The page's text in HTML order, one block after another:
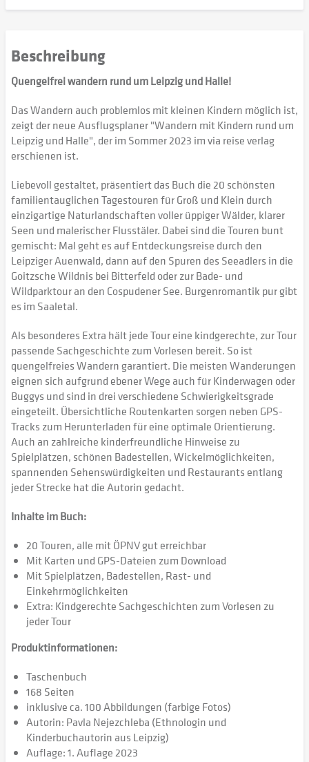
Beschreibung
Quengelfrei wandern rund um Leipzig und Halle!
Das Wandern auch problemlos mit kleinen Kindern möglich ist,
zeigt der neue Ausflugsplaner "Wandern mit Kindern rund um
Leipzig und Halle", der im Sommer 2023 im via reise verlag
erschienen ist.
Liebevoll gestaltet, präsentiert das Buch die 20 schönsten
familientauglichen Tagestouren für Groß und Klein durch
einzigartige Naturlandschaften voller üppiger Wälder, klarer
Seen und malerischer Flusstäler. Dabei sind die Touren bunt
gemischt: Mal geht es auf Entdeckungsreise durch den
Leipziger Auenwald, dann auf den Spuren des Seeadlers in die
Goitzsche Wildnis bei Bitterfeld oder zur Bade- und
Wildparktour an den Cospudener See. Burgenromantik pur gibt
es im Saaletal.
Als besonderes Extra hält jede Tour eine kindgerechte, zur Tour
passende Sachgeschichte zum Vorlesen bereit. So ist
quengelfreies Wandern garantiert. Die meisten Wanderungen
eignen sich aufgrund ebener Wege auch für Kinderwagen oder
Buggys und sind in drei verschiedene Schwierigkeitsgrade
eingeteilt. Übersichtliche Routenkarten sorgen neben GPS-
Tracks zum Herunterladen für eine optimale Orientierung.
Auch an zahlreiche kinderfreundliche Hinweise zu
Spielplätzen, schönen Badestellen, Wickelmöglichkeiten,
spannenden Sehenswürdigkeiten und Restaurants entlang
jeder Strecke hat die Autorin gedacht.
Inhalte im Buch:
20 Touren, alle mit ÖPNV gut erreichbar
Mit Karten und GPS-Dateien zum Download
Mit Spielplätzen, Badestellen, Rast- und
Einkehrmöglichkeiten
Extra: Kindgerechte Sachgeschichten zum Vorlesen zu
jeder Tour
Produktinformationen:
Taschenbuch
168 Seiten
inklusive ca. 100 Abbildungen (farbige Fotos)
Autorin: Pavla Nejezchleba (Ethnologin und
Kinderbuchautorin aus Leipzig)
Auflage: 1. Auflage 2023